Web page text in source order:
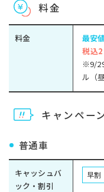
料金
料金
最安
税込
※9/
ル（
キャンペーン
普通車
キャッシュバ
ック・割引
早割